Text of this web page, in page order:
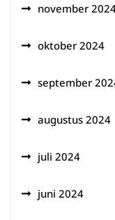
november
oktober 2024
september
augustus 2024
juli 2024
juni 2024